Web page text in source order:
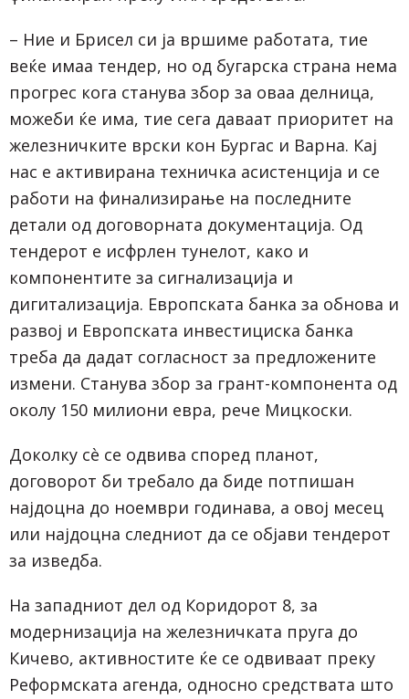
– Ние и Брисел си ја вршиме работата, тие
веќе имаа тендер, но од бугарска страна нема
прогрес кога станува збор за оваа делница,
можеби ќе има, тие сега даваат приоритет на
железничките врски кон Бургас и Варна. Кај
нас е активирана техничка асистенција и се
работи на финализирање на последните
детали од договорната документација. Од
тендерот е исфрлен тунелот, како и
компонентите за сигнализација и
дигитализација. Европската банка за обнова и
развој и Европската инвестициска банка
треба да дадат согласност за предложените
измени. Станува збор за грант-компонента од
околу 150 милиони евра, рече Мицкоски.
Доколку сè се одвива според планот,
договорот би требало да биде потпишан
најдоцна до ноември годинава, а овој месец
или најдоцна следниот да се објави тендерот
за изведба.
На западниот дел од Коридорот 8, за
модернизација на железничката пруга до
Кичево, активностите ќе се одвиваат преку
Реформската агенда, односно средствата што